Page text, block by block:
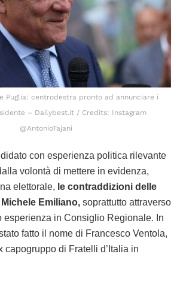
Puglia: centrodestra pronto ad annunciare i
– Dailybest.it / Credits: Instagram
@AntonioTajani
con esperienza politica rilevante
volontà di mettere in evidenza,
elettorale, le contraddizioni delle
Emiliano, soprattutto attraverso
esperienza in Consiglio Regionale. In
fatto il nome di Francesco Ventola,
capogruppo di Fratelli d’Italia in